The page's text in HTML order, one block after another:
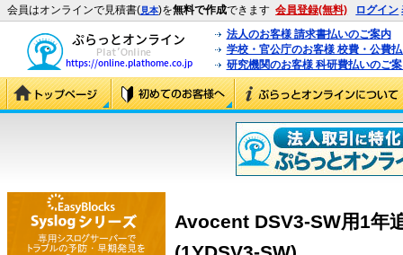
会員はオンラインで見積書(見本)を無料で作成できます 会員登録(無料) ログイン
法人のお客様 請求書払いのご案内
学校・官公庁のお客様 校費・公費
研究機関のお客様 科研費払いのご
Avocent DSV3-SW用1年